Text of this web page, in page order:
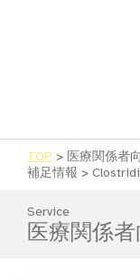
TOP > 医療関係者
補足情報 >
Service
医療関係